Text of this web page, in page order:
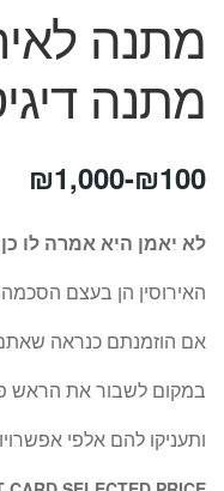
מתנות למטבח
מתכונים שלכם
מאמרים
תשלום
מתנה
מתנה
₪100
-
₪1,000
לא יאמן היא אמרה לו
האירוסין הן בעצם
אם הוזמנתם כנראה
במקום לשבור את הראש
ותעניקו להם אלפי